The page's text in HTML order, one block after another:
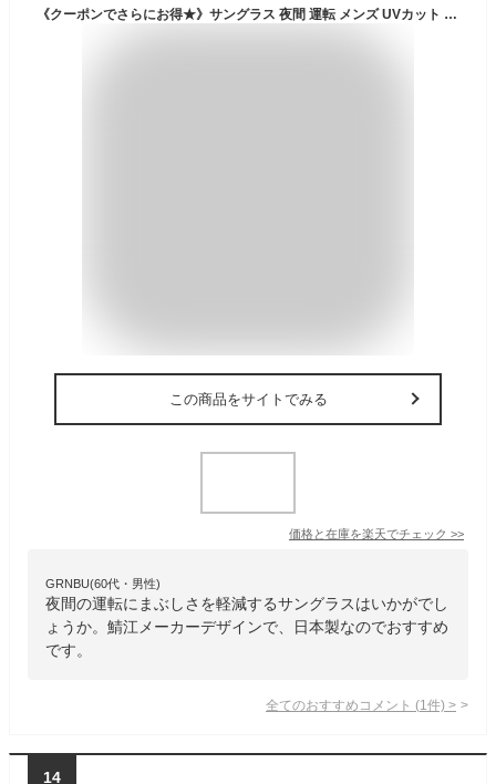
《クーポンでさらにお得★》サングラス 夜間 運転 メンズ UVカット ブルーライトカット おしゃれ ナイト ドライブ ボストン メガネ 眼鏡 昼夜兼用 自動車 対向車 ライト 雨 雪 眩しさ軽減 レディース 日本製レンズ 鯖江メーカーデザイン FEELLIFE ND3053
この商品をサイトでみる
価格と在庫を楽天でチェック >>
GRNBU(60代・男性)
夜間の運転にまぶしさを軽減するサングラスはいかがでし
ょうか。鯖江メーカーデザインで、日本製なのでおすすめ
です。
全てのおすすめコメント (1 件) >
14